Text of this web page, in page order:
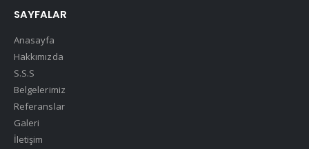
SAYFALAR
Anasayfa
Hakkımızda
S.S.S
Belgelerimiz
Referanslar
Galeri
İletişim